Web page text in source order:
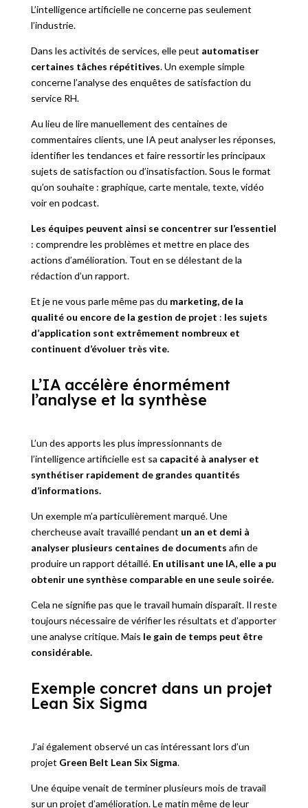
L’intelligence artificielle ne concerne pas seulement
l’industrie.
Dans les activités de services, elle peut automatiser
certaines tâches répétitives. Un exemple simple
concerne l’analyse des enquêtes de satisfaction du
service RH.
Au lieu de lire manuellement des centaines de
commentaires clients, une IA peut analyser les réponses,
identifier les tendances et faire ressortir les principaux
sujets de satisfaction ou d’insatisfaction. Sous le format
qu’on souhaite : graphique, carte mentale, texte, vidéo
voir en podcast.
Les équipes peuvent ainsi se concentrer sur l’essentiel
: comprendre les problèmes et mettre en place des
actions d’amélioration. Tout en se délestant de la
rédaction d’un rapport.
Et je ne vous parle même pas du marketing, de la
qualité ou encore de la gestion de projet : les sujets
d’application sont extrêmement nombreux et
continuent d’évoluer très vite.
L’IA accélère énormément
l’analyse et la synthèse
L’un des apports les plus impressionnants de
l’intelligence artificielle est sa capacité à analyser et
synthétiser rapidement de grandes quantités
d’informations.
Un exemple m’a particulièrement marqué. Une
chercheuse avait travaillé pendant un an et demi à
analyser plusieurs centaines de documents afin de
produire un rapport détaillé. En utilisant une IA, elle a pu
obtenir une synthèse comparable en une seule soirée.
Cela ne signifie pas que le travail humain disparaît. Il reste
toujours nécessaire de vérifier les résultats et d’apporter
une analyse critique. Mais le gain de temps peut être
considérable.
Exemple concret dans un projet
Lean Six Sigma
J’ai également observé un cas intéressant lors d’un
projet Green Belt Lean Six Sigma.
Une équipe venait de terminer plusieurs mois de travail
sur un projet d’amélioration. Le matin même de leur